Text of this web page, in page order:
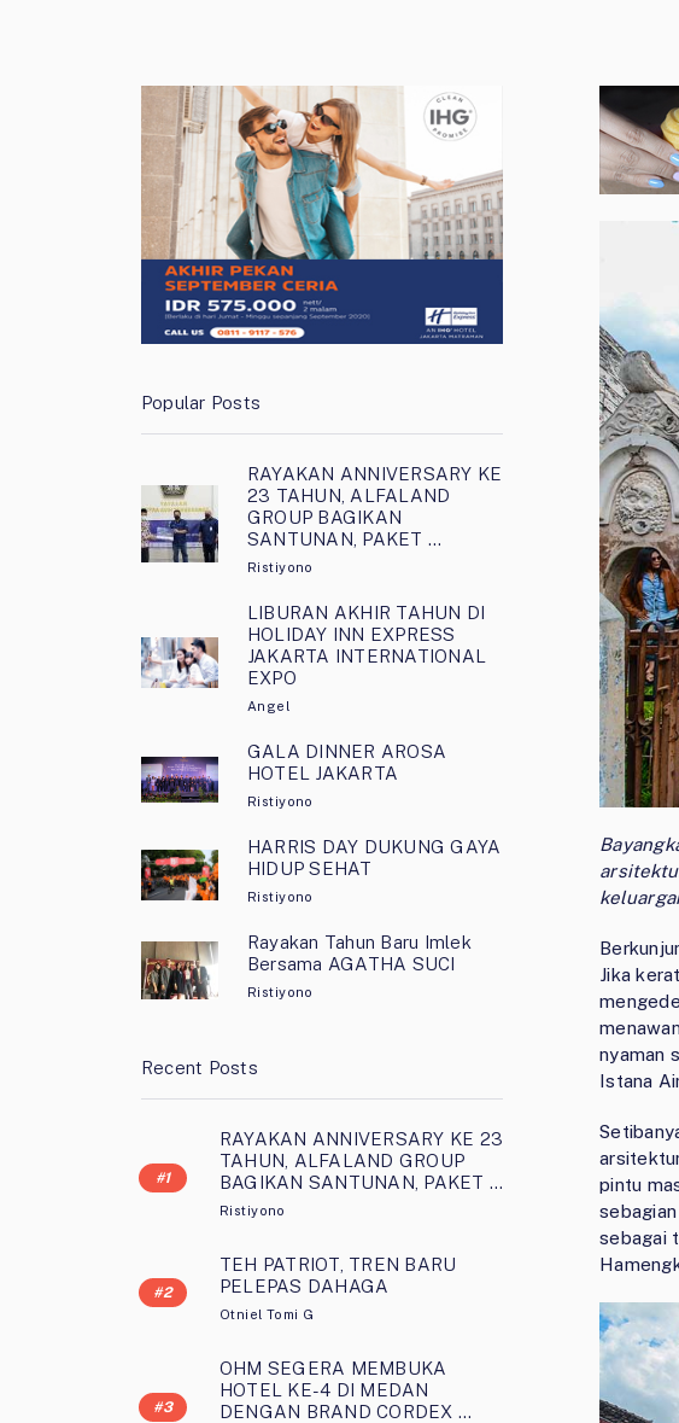
Jika
nyaman
Istana
pintu
sebagai
Popular Posts
RAYAKAN ANNIVERSARY KE
23 TAHUN, ALFALAND
GROUP BAGIKAN
SANTUNAN, PAKET …
Ristiyono
LIBURAN AKHIR TAHUN DI
HOLIDAY INN EXPRESS
JAKARTA INTERNATIONAL
EXPO
Angel
GALA DINNER AROSA
HOTEL JAKARTA
Ristiyono
HARRIS DAY DUKUNG GAYA
HIDUP SEHAT
Ristiyono
Rayakan Tahun Baru Imlek
Bersama AGATHA SUCI
Ristiyono
Recent Posts
RAYAKAN ANNIVERSARY KE 23
TAHUN, ALFALAND GROUP
BAGIKAN SANTUNAN, PAKET …
Ristiyono
TEH PATRIOT, TREN BARU
PELEPAS DAHAGA
Otniel Tomi G
OHM SEGERA MEMBUKA
HOTEL KE-4 DI MEDAN
DENGAN BRAND CORDEX …